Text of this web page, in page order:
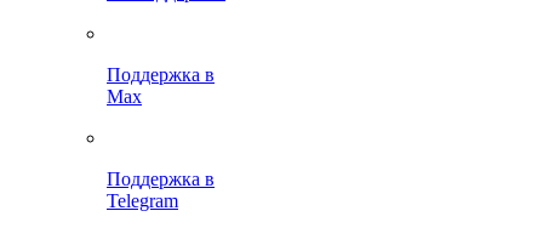
Поддержка в
Max
Поддержка в
Telegram